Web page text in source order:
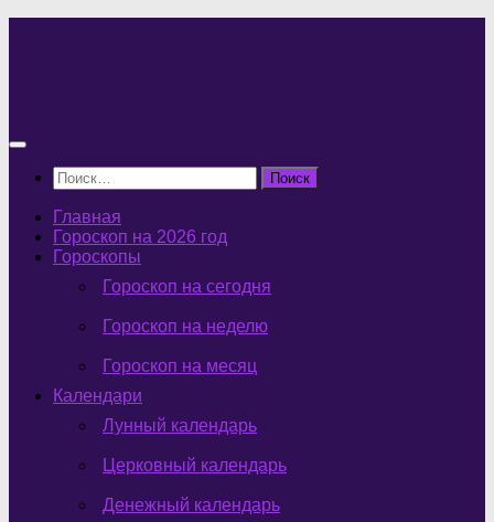
Найти:
Главная
Гороскоп на 2026 год
Гороскопы
Гороскоп на сегодня
Гороскоп на неделю
Гороскоп на месяц
Календари
Лунный календарь
Церковный календарь
Денежный календарь